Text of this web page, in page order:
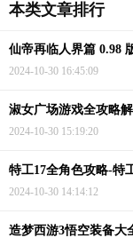
本类文章排行
仙帝再临人界篇 0.98
2024-10-30 16:45:09
淑女广场游戏全攻略
2024-10-30 15:19:20
特工17全角色攻略-特
2024-10-30 14:14:12
造梦西游3悟空装备大